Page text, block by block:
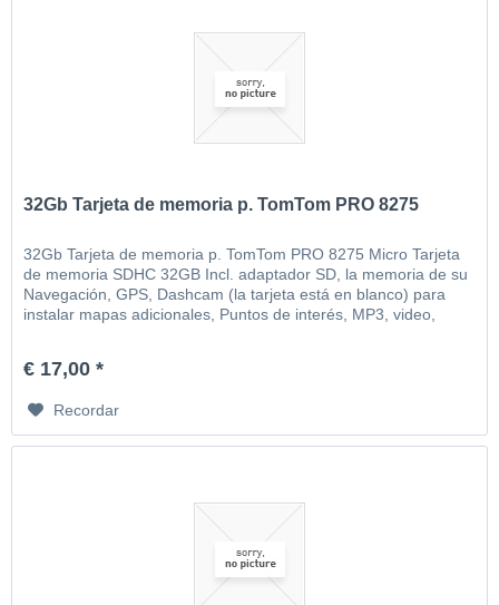
32Gb Tarjeta de memoria p. TomTom PRO 8275
32Gb Tarjeta de memoria p. TomTom PRO 8275 Micro Tarjeta
de memoria SDHC 32GB Incl. adaptador SD, la memoria de su
Navegación, GPS, Dashcam (la tarjeta está en blanco) para
instalar mapas adicionales, Puntos de interés, MP3, video,
€ 17,00 *
Recordar